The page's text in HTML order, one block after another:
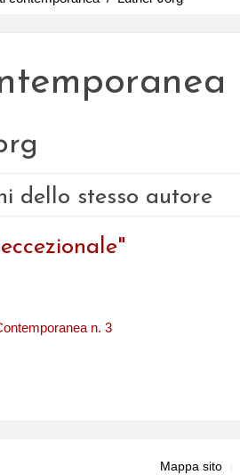
dello stesso autore
n. 3
Mappa sito